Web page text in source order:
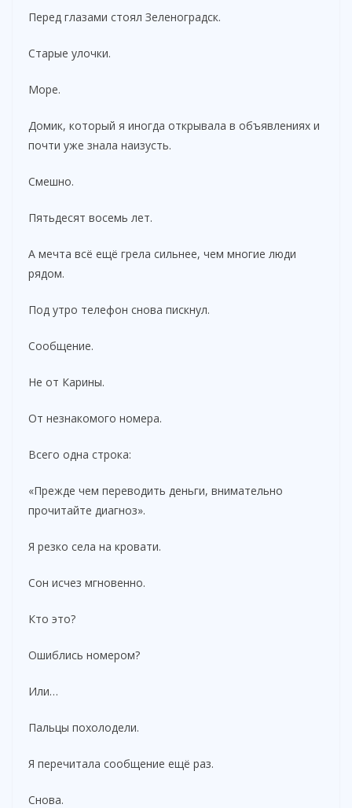
Перед глазами стоял Зеленоградск.
Старые улочки.
Море.
Домик, который я иногда открывала в объявлениях и
почти уже знала наизусть.
Смешно.
Пятьдесят восемь лет.
А мечта всё ещё грела сильнее, чем многие люди
рядом.
Под утро телефон снова пискнул.
Сообщение.
Не от Карины.
От незнакомого номера.
Всего одна строка:
«Прежде чем переводить деньги, внимательно
прочитайте диагноз».
Я резко села на кровати.
Сон исчез мгновенно.
Кто это?
Ошиблись номером?
Или…
Пальцы похолодели.
Я перечитала сообщение ещё раз.
Снова.